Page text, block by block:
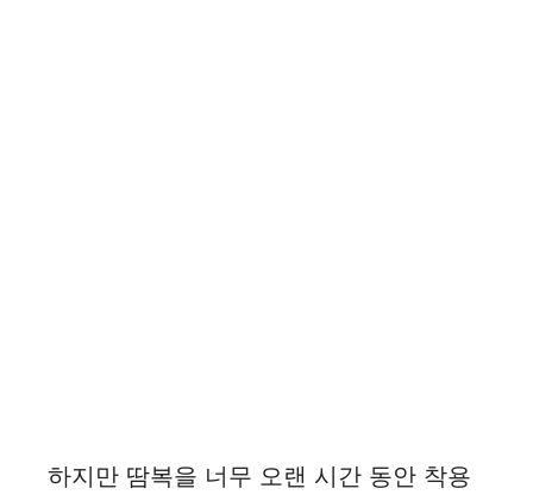
하지만 땀복을 너무 오랜 시간 동안 착용